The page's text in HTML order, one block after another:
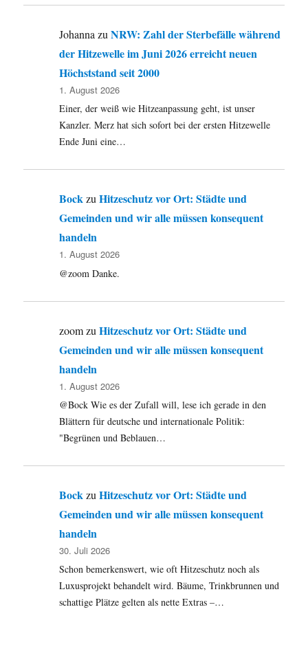
JohannazuNRW: Zahl der Sterbefälle während
der Hitzewelle im Juni 2026 erreicht neuen
Höchststand seit 2000
1. August 2026
Einer, der weiß wie Hitzeanpassung geht, ist unser
Kanzler. Merz hat sich sofort bei der ersten Hitzewelle
Ende Juni eine…
BockzuHitzeschutz vor Ort: Städte und
Gemeinden und wir alle müssen konsequent
handeln
1. August 2026
@zoom Danke.
zoomzuHitzeschutz vor Ort: Städte und
Gemeinden und wir alle müssen konsequent
handeln
1. August 2026
@Bock Wie es der Zufall will, lese ich gerade in den
Blättern für deutsche und internationale Politik:
"Begrünen und Beblauen…
Bock zuHitzeschutz vor Ort: Städte und
Gemeinden und wir alle müssen konsequent
handeln
30. Juli 2026
Schon bemerkenswert, wie oft Hitzeschutz noch als
Luxusprojekt behandelt wird. Bäume, Trinkbrunnen und
schattige Plätze gelten als nette Extras –…